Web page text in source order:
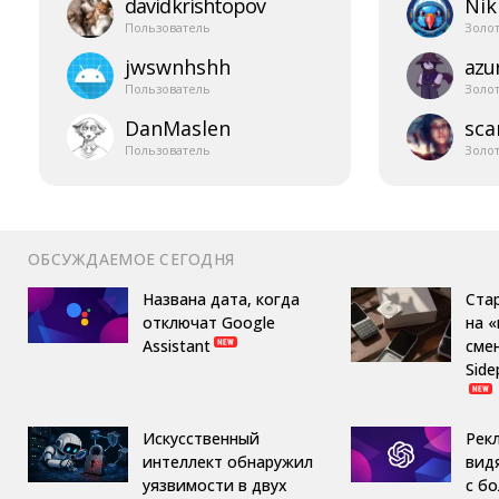
Пользователь
jwswnhshh
Пользователь
DanMaslen
Пользователь
ОБСУЖДАЕМОЕ СЕГОДНЯ
Названа дата, когда
отключат Google
Assistant
Искусственный
интеллект обнаружил
уязвимости в двух
на
с